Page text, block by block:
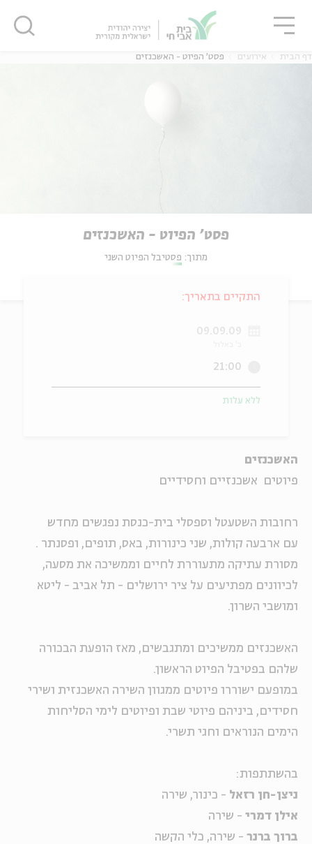
דף הבית אירועים פסט' הפיוט - האשכנזים
פסט' הפיוט - האשכנזים
מתוך: פסטיבל הפיוט השני
האשכנזים
פיוטים אשכנזיים וחסידיים
רחובות השטעטל וספסלי בית-כנסת נפגשים מחדש
עם ארבעה קולות, שני כינורות, באס, תופים, ופסנתר .
מסורת עתיקה מתעוררת לחיים וממשיכה את מסעה,
לכיוונים מפתיעים על ציר ירושלים - תל אביב - ליטא
ומושבי השרון.
האשכנזים ממשיכים ומתגבשים, מאז הופעת הבכורה
שלהם בפטיבל הפיוט הראשון.
במופעם ישוררו פיוטים ממגוון השירה האשכנזית ושירי
חסידים, ביניהם פיוטי שבת ופיוטים לימי הסליחות
הימים הנוראים וחגי תשרי.
בהשתתפות:
ניצן-חן רזאל - כינור, שירה
אילן דמרי - שירה
ברוך ברנר - שירה, כלי הקשה
התקיים בתאריך:
09.09.09
21:00
ללא עלות
סגור